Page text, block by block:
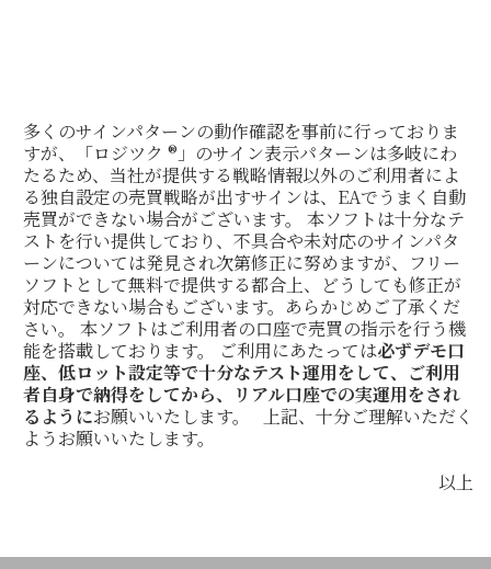
多くのサインパターンの動作確認を事前に行っておりま
すが、「ロジツク ®」のサイン表示パターンは多岐にわ
たるため、当社が提供する戦略情報以外のご利用者によ
る独自設定の売買戦略が出すサインは、EAでうまく自動
売買ができない場合がございます。 本ソフトは十分なテ
ストを行い提供しており、不具合や未対応のサインパタ
ーンについては発見され次第修正に努めますが、フリー
ソフトとして無料で提供する都合上、どうしても修正が
対応できない場合もございます。あらかじめご了承くだ
さい。 本ソフトはご利用者の口座で売買の指示を行う機
能を搭載しております。 ご利用にあたっては必ずデモ口
座、低ロット設定等で十分なテスト運用をして、ご利用
者自身で納得をしてから、リアル口座での実運用をされ
るようにお願いいたします。
上記、十分ご理解いただく
ようお願いいたします。
以上